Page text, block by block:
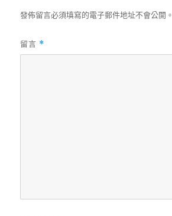
發佈留言必須填寫的電子郵件地址不會公開。
留言 *